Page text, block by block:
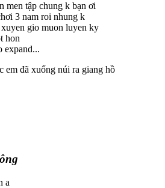
men tập chung k bạn ơi
3 nam roi nhung k
gio muon luyen ky
hon
expand...
em đã xuống núi ra giang hồ
a